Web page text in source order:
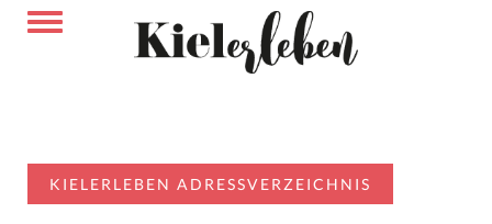
KIELERLEBEN ADRESSVERZEICHNIS